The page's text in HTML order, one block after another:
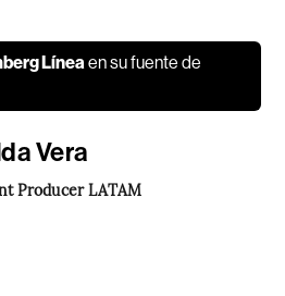
Línea en su fuente de
Vera
Producer LATAM